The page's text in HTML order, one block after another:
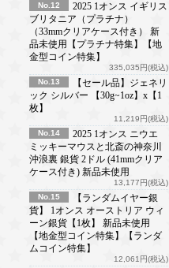
No.12
2025 1オンス イギリス
ブリタニア（プラチナ）
（33mmクリアケース付き） 新
品未使用【プラチナ特集】【地
金型コイン特集】
335,035円(税込)
No.13
【セール品】ジェネリ
ック シルバー 【30g~1oz】x【1
枚】
11,219円(税込)
No.14
2025 1オンス ニウエ
ミッキーマウスと北斎の神奈川
沖浪裏 銀貨 2ドル (41mmクリア
ケース付き) 新品未使用
13,177円(税込)
No.15
【ランダムイヤー銀
貨】 1オンス オーストリア ウィ
ーン銀貨【1枚】 新品未使用
【地金型コイン特集】【ランダ
ムコイン特集】
12,061円(税込)